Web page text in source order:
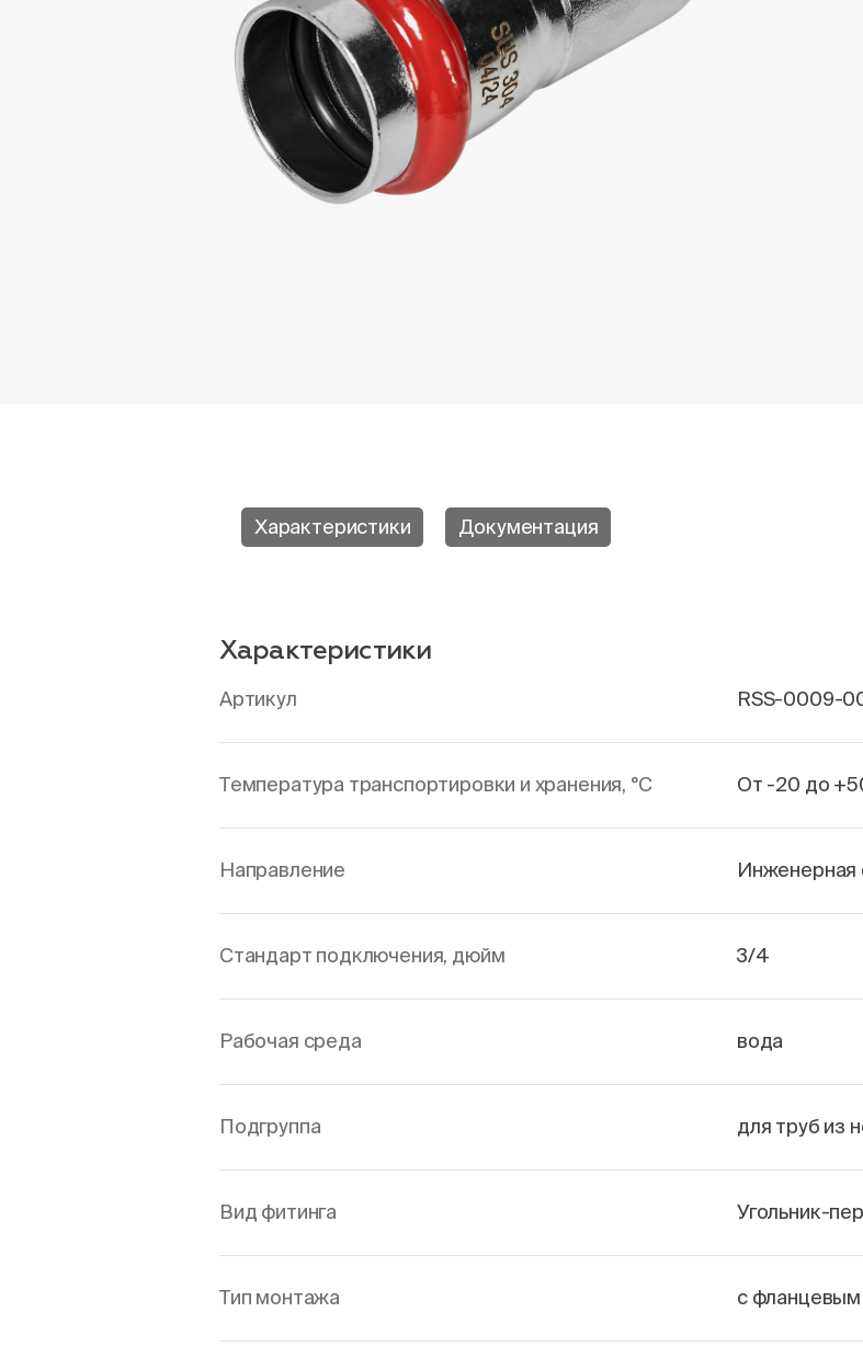
Характеристики Документация
Характеристики
Артикул RSS-0009-
Температура транспортировки и хранения, °С От -20 до
Направление Инженерная
Стандарт подключения, дюйм 3/4
Рабочая среда вода
Подгруппа для труб из
Вид фитинга Угольник-
Тип монтажа с